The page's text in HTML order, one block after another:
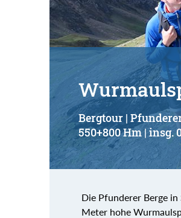
Bergtour |
550+800 Hm | insg.
Die Pfunderer Berge
Meter hohe